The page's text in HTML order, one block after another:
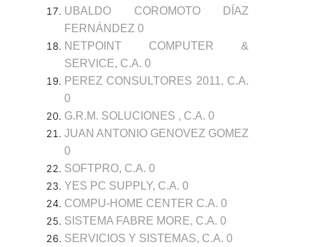
UBALDO COROMOTO DÍAZ
FERNÁNDEZ 0
NETPOINT COMPUTER &
SERVICE, C.A. 0
PEREZ CONSULTORES 2011, C.A.
0
G.R.M. SOLUCIONES , C.A. 0
JUAN ANTONIO GENOVEZ GOMEZ
0
SOFTPRO, C.A. 0
YES PC SUPPLY, C.A. 0
COMPU-HOME CENTER C.A. 0
SISTEMA FABRE MORE, C.A. 0
SERVICIOS Y SISTEMAS, C.A. 0